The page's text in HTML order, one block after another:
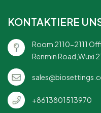
KONTAKTIERE
Room 2110-2111
Renmin Road,Wuxi
+8613801513970